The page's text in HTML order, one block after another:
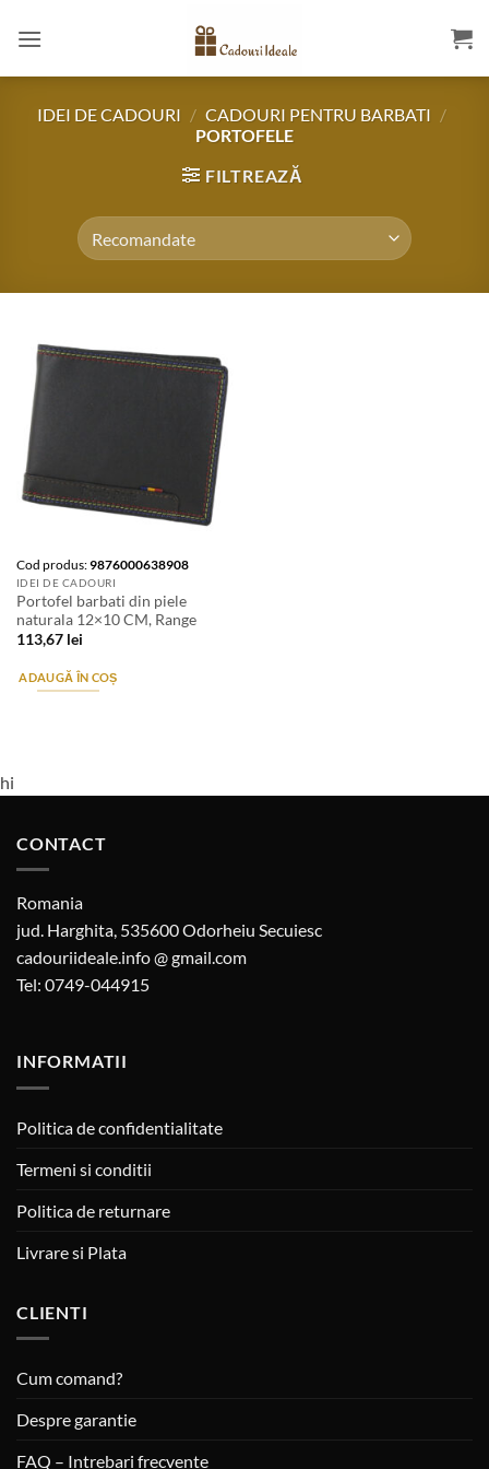
IDEI DE CADOURI / CADOURI PENTRU BARBATI /
PORTOFELE
FILTREAZĂ
Cod produs:9876000638908
IDEI DE CADOURI
Portofel barbati din piele
naturala 12×10 CM, Range
113,67 lei
ADAUGĂ ÎN COȘ
hi
CONTACT
Romania
jud. Harghita, 535600 Odorheiu Secuiesc
cadouriideale.info @ gmail.com
Tel: 0749-044915
INFORMATII
Politica de confidentialitate
Termeni si conditii
Politica de returnare
Livrare si Plata
CLIENTI
Cum comand?
Despre garantie
FAQ – Intrebari frecvente